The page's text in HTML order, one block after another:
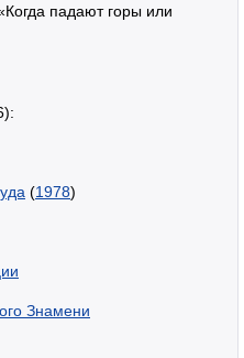
падают горы или
(1978)
Знамени